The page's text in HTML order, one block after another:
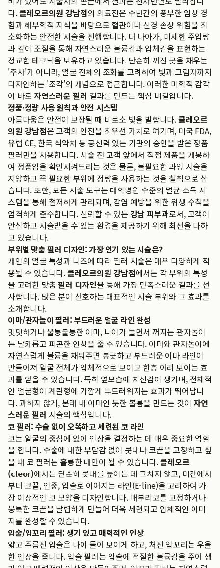
다.클레오르의원 강남점의 의료진은 수년간의 풍부한 임상 경
험과 해부학적 지식을 바탕으로 혈관이나 신경 손상 위험을 최
소화하는 안전한 시술을 진행합니다. 더 나아가, 미세한 주입량
과 깊이 조절을 통해 자연스러운 볼륨감과 입체감을 표현하는
정교한 테크닉을 보유하고 있습니다. 단순히 꺼진 곳을 채우는
'주사'가 아니라, 얼굴 전체의 조화를 고려하여 빛과 그림자까지
디자인하는 '조각'의 개념으로 접근합니다. 이러한 미학적 감각
이 바로 자연스러운 필러 결과를 만드는 핵심 비결입니다.
정품·정량 사용 원칙과 안전 시스템
아름다움은 안전이 보장될 때 비로소 빛을 발합니다.클레오르
의원 강남점은 고객의 안전을 최우선 가치로 여기며, 미국 FDA,
유럽 CE, 한국 식약처 등 공신력 있는 기관의 승인을 받은 정품
필러만을 사용합니다. 시술 전 고객 앞에서 직접 제품을 개봉하
여 정품임을 확인시켜드리는 것은 물론, 불필요한 과잉 시술을
지양하고 꼭 필요한 부위에 정량을 사용하는 것을 철칙으로 삼
습니다. 또한, 모든 시술 도구는 대학병원 수준의 멸균 소독 시
스템을 통해 철저하게 관리되며, 감염 예방을 위한 위생 수칙을
엄격하게 준수합니다. 신뢰할 수 있는 강남 피부과로서, 고객이
안심하고 시술받을 수 있는 환경을 제공하기 위해 최선을 다하
고 있습니다.
부위별 맞춤 필러 디자인: 가장 인기 있는 시술은?
개인의 얼굴 특성과 니즈에 따라 필러 시술은 매우 다양하게 적
용될 수 있습니다.클레오르의원 강남점에서는 각 부위의 특성
을 고려한 맞춤 필러 디자인을 통해 가장 만족스러운 결과를 선
사합니다. 많은 분이 선호하는 대표적인 시술 부위와 그 효과를
소개합니다.
이마/관자놀이 필러: 부드러운 얼굴 라인 완성
밋밋하거나 울퉁불퉁한 이마, 나이가 들면서 꺼지는 관자놀이
는 날카롭고 피곤한 인상을 줄 수 있습니다. 이마와 관자놀이에
자연스럽게 볼륨을 채워주면 봉긋하고 부드러운 이마 라인이
만들어져 얼굴 전체가 입체적으로 보이고 한층 어려 보이는 효
과를 얻을 수 있습니다. 특히 옆모습에 자신감이 생기며, 전체적
인 얼굴형이 계란형에 가깝게 부드러워지는 효과가 뛰어납니
다. 과하지 않게, 본래 내 이마인 듯한 볼륨을 만드는 것이 자연
스러운 필러 시술의 핵심입니다.
코 필러: 수술 없이 오똑하고 세련된 코 라인
코는 얼굴의 중심에 있어 인상을 결정하는 데 매우 중요한 역할
을 합니다. 수술에 대한 부담감 없이 콧대나 코끝을 교정하고 싶
을 때 코 필러는 훌륭한 대안이 될 수 있습니다.클레오르
(cleor)에서는 단순히 콧대를 높이는 데 그치지 않고, 미간에서
부터 코끝, 인중, 입술로 이어지는 라인(E-line)을 고려하여 가
장 이상적인 코 모양을 디자인합니다. 매부리코를 교정하거나
뭉툭한 코끝을 날렵하게 만들어 더욱 세련되고 입체적인 이미
지를 완성할 수 있습니다.
입술/입꼬리 필러: 생기 있고 매력적인 인상
얇고 주름진 입술은 나이 들어 보이게 하고, 처진 입꼬리는 우울
한 인상을 줍니다. 입술 필러는 입술에 적절한 볼륨감을 주어 생